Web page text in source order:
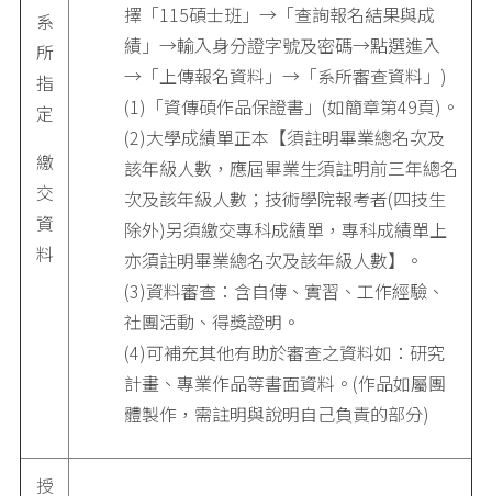
系
所
指
定
繳
交
資
料
擇「115碩士班」→「查詢報名結果與成
績」→輸入身分證字號及密碼→點選進入
→「上傳報名資料」→「系所審查資料」)
(1)「資傳碩作品保證書」(如簡章第49頁)。
(2)大學成績單正本【須註明畢業總名次及
該年級人數，應屆畢業生須註明前三年總名
次及該年級人數；技術學院報考者(四技生
除外)另須繳交專科成績單，專科成績單上
亦須註明畢業總名次及該年級人數】。
(3)資料審查：含自傳、實習、工作經驗、
社團活動、得獎證明。
(4)可補充其他有助於審查之資料如：研究
計畫、專業作品等書面資料。(作品如屬團
體製作，需註明與說明自己負責的部分)
授